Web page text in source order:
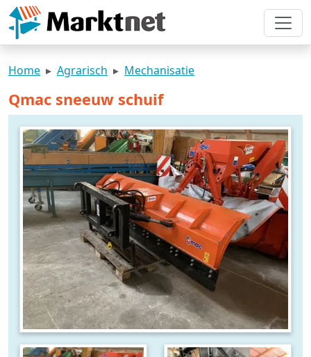
Home Agrarisch Mechanisatie
Qmac sneeuw schuif